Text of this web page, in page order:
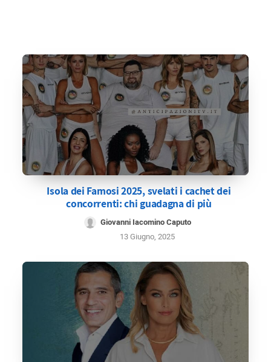
Isola dei Famosi 2025, svelati i cachet dei
concorrenti: chi guadagna di più
Giovanni Iacomino Caputo
13 Giugno, 2025